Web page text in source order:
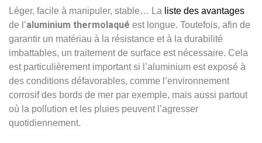
Léger, facile à manipuler, stable… La liste des avantages
de l’aluminium thermolaqué est longue. Toutefois, afin de
garantir un matériau à la résistance et à la durabilité
imbattables, un traitement de surface est nécessaire. Cela
est particulièrement important si l’aluminium est exposé à
des conditions défavorables, comme l’environnement
corrosif des bords de mer par exemple, mais aussi partout
où la pollution et les pluies peuvent l’agresser
quotidiennement.